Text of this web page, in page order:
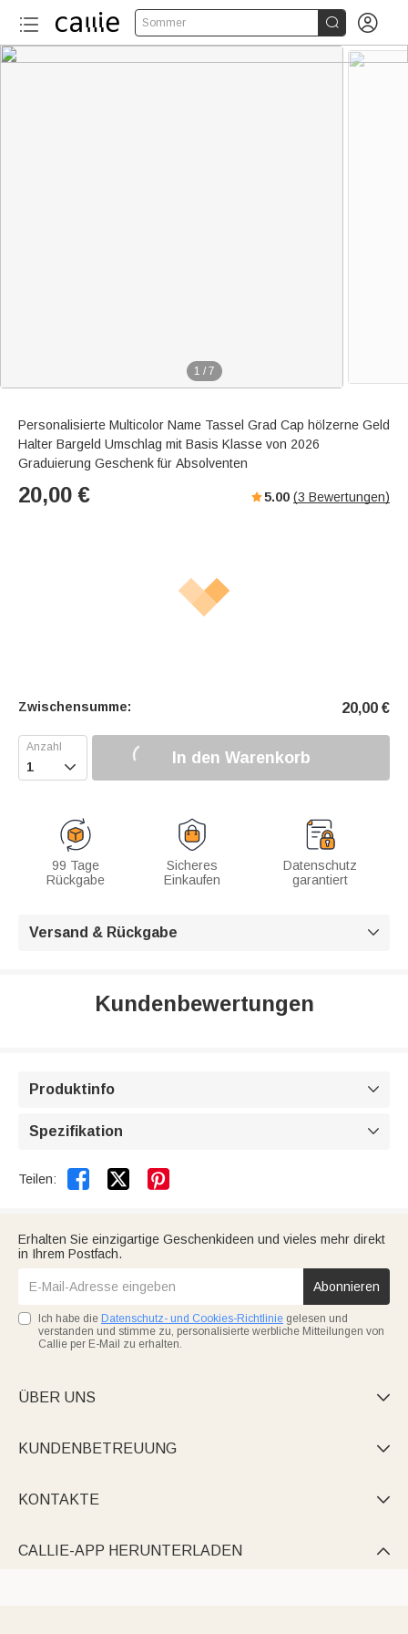
Sommer  
1 / 7
Personalisierte Multicolor Name Tassel Grad Cap hölzerne Geld
Halter Bargeld Umschlag mit Basis Klasse von 2026
Graduierung Geschenk für Absolventen
20,00 € 5.00 (3 Bewertungen)
Zwischensumme: 20,00 €
 In den Warenkorb
99 Tage
Rückgabe
Sicheres
Einkaufen
Datenschutz
garantiert
Versand & Rückgabe 
Kundenbewertungen
Produktinfo 
Spezifikation 
Teilen:  
Erhalten Sie einzigartige Geschenkideen und vieles mehr direkt
in Ihrem Postfach.
Abonnieren
Ich habe die Datenschutz- und Cookies-Richtlinie gelesen und
verstanden und stimme zu, personalisierte werbliche Mitteilungen von
Callie per E-Mail zu erhalten.
ÜBER UNS 
KUNDENBETREUUNG 
KONTAKTE 
CALLIE-APP HERUNTERLADEN 